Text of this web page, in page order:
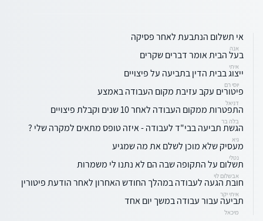
אי תשלום הנתבעת לאחר פסיקה
אנה
בעל הבית אומר דברים שקרים
איתי
ייצוג בבית הדין בתביעה על פיצויים
יוסי רם
פיטורים עקב עזיבת מקום העבודה באמצע
דניאל
התפטרות ממקום העבודה לאחר 10 שנים וקבלת פיצויים
בלה בר
הגשת תביעה בבי"ד לעבודה - איזה טופס מתאים למקרה שלי ?
גיא
מעסיק שלא מוכן לשלם את מה שמגיע
נטלי
תשלום על התקופה שבה הם לא נתנו לי משמרות
אבשלום לוי
חובת הגעה לעבודה במהלך החודש האחרון לאחר הודעת פיטורין
איתי יקר
תביעה עבור עבודה במשך יום אחד
מיכאל